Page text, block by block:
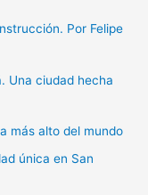
Por Felipe
Una ciudad hecha
más alto del mundo
única en San